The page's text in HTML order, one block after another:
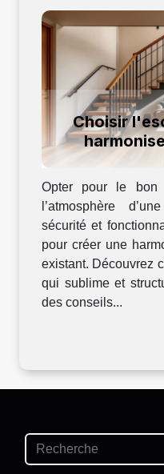
Choisir
Opter pour le bon
l’atmosphère
sécurité et
pour créer une
existant. Découvrez
qui sublime et
des conseils...